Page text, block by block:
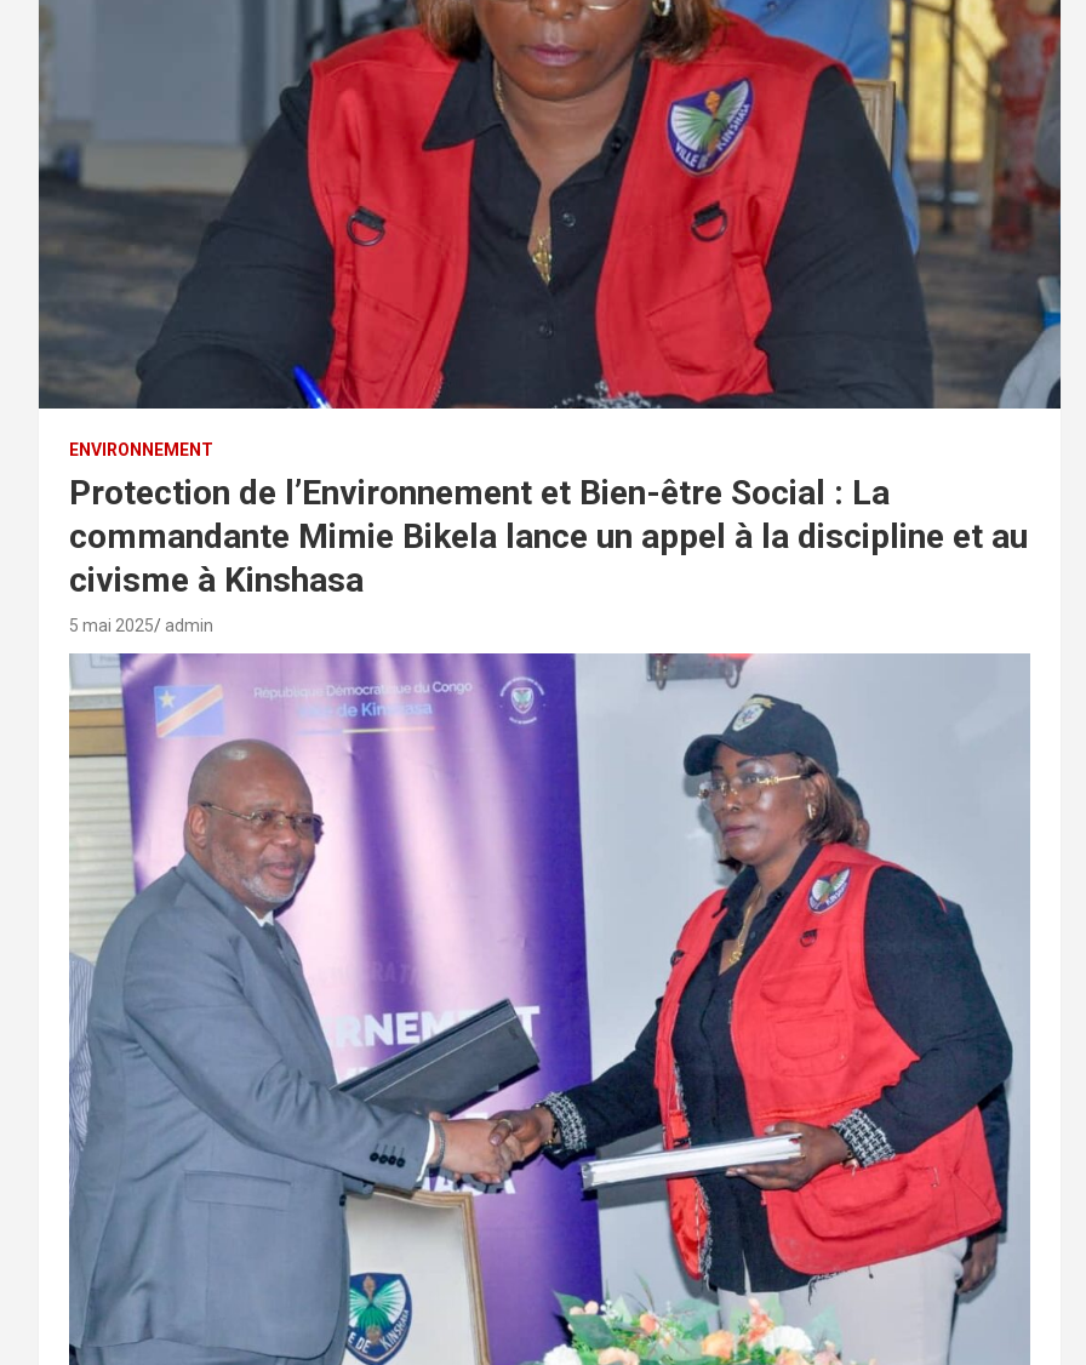
ENVIRONNEMENT
Protection de l’Environnement et Bien-être Social : La
commandante Mimie Bikela lance un appel à la discipline et au
civisme à Kinshasa
5 mai 2025 admin